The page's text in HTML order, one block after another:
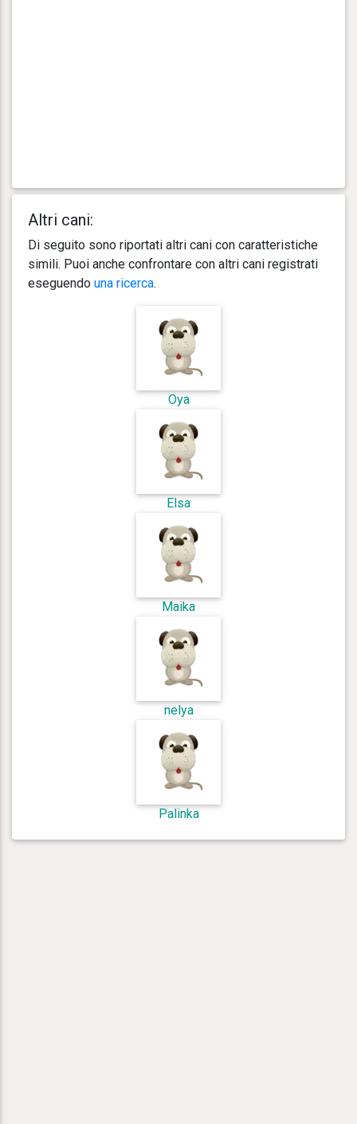
Altri cani:
Di seguito sono riportati altri cani con caratteristiche
simili. Puoi anche confrontare con altri cani registrati
eseguendo una ricerca.
Oya
Elsa
Maika
nelya
Palinka